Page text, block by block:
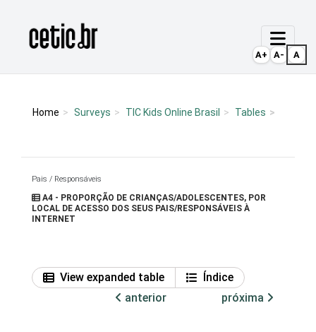
Página inicial
Home Surveys TIC Kids Online Brasil Tables
Pais / Responsáveis
A4 - PROPORÇÃO DE CRIANÇAS/ADOLESCENTES, POR
LOCAL DE ACESSO DOS SEUS PAIS/RESPONSÁVEIS À
INTERNET
View expanded table
Índice
anterior
próxima
A+ A- A